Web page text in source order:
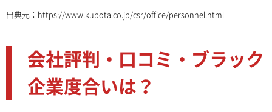
出典元： https://www.kubota.co.jp/csr/office/personnel.html
会社評判・口コミ・ブラック
企業度合いは？